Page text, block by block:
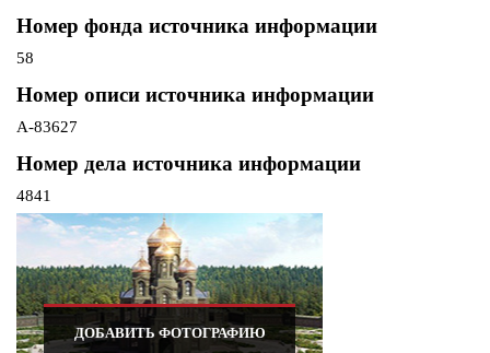
Номер фонда источника информации
58
Номер описи источника информации
А-83627
Номер дела источника информации
4841
ДОБАВИТЬ ФОТОГРАФИЮ